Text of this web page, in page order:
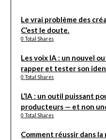
Le vrai problème des
C’est le doute.
0 Total Shares
Les voix IA : un nouvel
rapper et tester son
0 Total Shares
L’IA : un outil puissant
producteurs — et non
0 Total Shares
Comment réussir dans